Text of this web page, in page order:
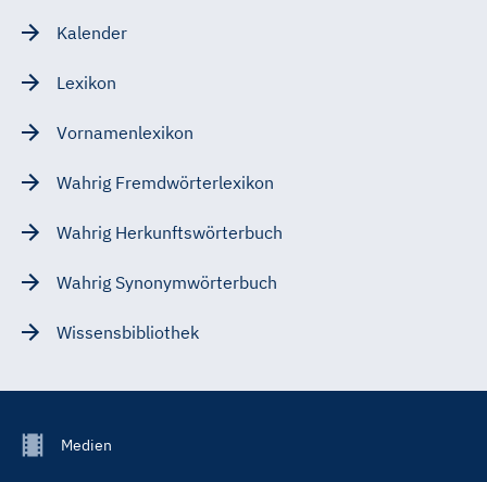
Kalender
Lexikon
Vornamenlexikon
Wahrig Fremdwörterlexikon
Wahrig Herkunftswörterbuch
Wahrig Synonymwörterbuch
Wissensbibliothek
FooterMedien